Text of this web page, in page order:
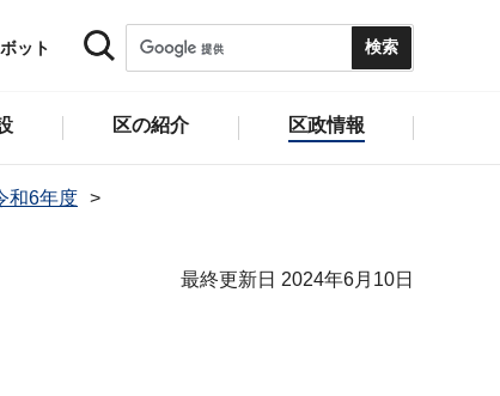
ット
区の紹介 区政情報
和6年度
最終更新日 2024年6月10日